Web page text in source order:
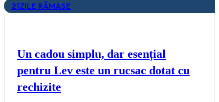
21ZILE RĂMASE
Un cadou simplu, dar esențial
pentru Lev este un rucsac dotat cu
rechizite